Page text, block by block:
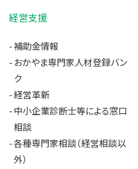
経営支援
補助金情報
おかやま専門家人材登録バン
ク
経営革新
中小企業診断士等による窓口
相談
各種専門家相談（経営相談以
外）